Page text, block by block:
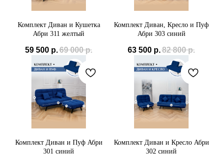
Комплект Диван и Кушетка
Абри 311 желтый
59 500 р.69 000 р.
Комплект Диван, Кресло и Пуф
Абри 303 синий
63 500 р.82 800 р.
Комплект Диван и Пуф Абри
301 синий
Комплект Диван и Кресло Абри
302 синий